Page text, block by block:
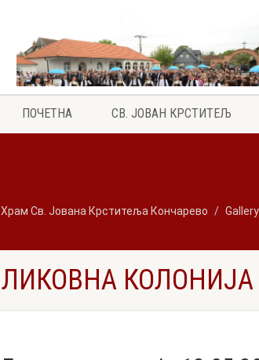
ПОЧЕТНА СВ. ЈОВАН КРСТИТЕЉ
Храм Св. Јована Крститеља Кончарево Gallery
ЛИКОВНА КОЛОНИЈА